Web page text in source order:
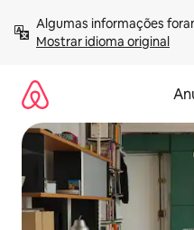
para
Mostrar idioma original